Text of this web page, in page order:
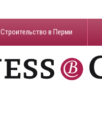
Строительство в Перми